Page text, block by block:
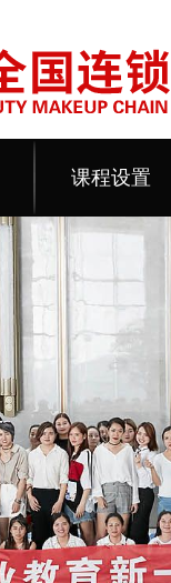
课程设置